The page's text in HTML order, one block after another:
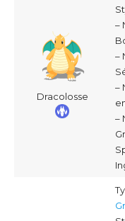
Dracolosse
–
–
–
–